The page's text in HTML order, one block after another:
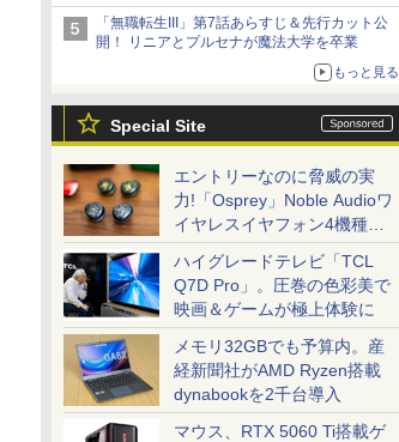
20時から配信
シリーズ累計100タイトルへ
「無職転生III」第7話あらすじ＆先行カット公
開！ リニアとプルセナが魔法大学を卒業
もっと見る
Special Site
エントリーなのに脅威の実
力!「Osprey」Noble Audioワ
イヤレスイヤフォン4機種を
一気に聴く
ハイグレードテレビ「TCL
Q7D Pro」。圧巻の色彩美で
映画＆ゲームが極上体験に
メモリ32GBでも予算内。産
経新聞社がAMD Ryzen搭載
dynabookを2千台導入
マウス、RTX 5060 Ti搭載ゲ